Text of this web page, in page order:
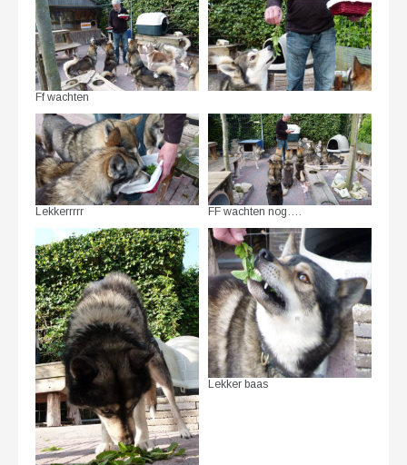
Ff wachten
Lekkerrrrr FF wachten nog….
Lekker baas